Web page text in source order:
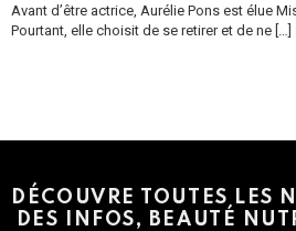
Avant d’être actrice, Aurélie Pons est élue
Pourtant, elle choisit de se retirer et de ne […]
DÉCOUVRE TOUTES LES
DES INFOS, BEAUTÉ